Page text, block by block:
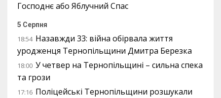
Господнє або Яблучний Спас
5 Серпня
18:54 Назавжди 33: війна обірвала життя
уродженця Тернопільщини Дмитра Березка
18:00 У четвер на Тернопільщині – сильна спека
та грози
17:16 Поліцейські Тернопільщини розшукали